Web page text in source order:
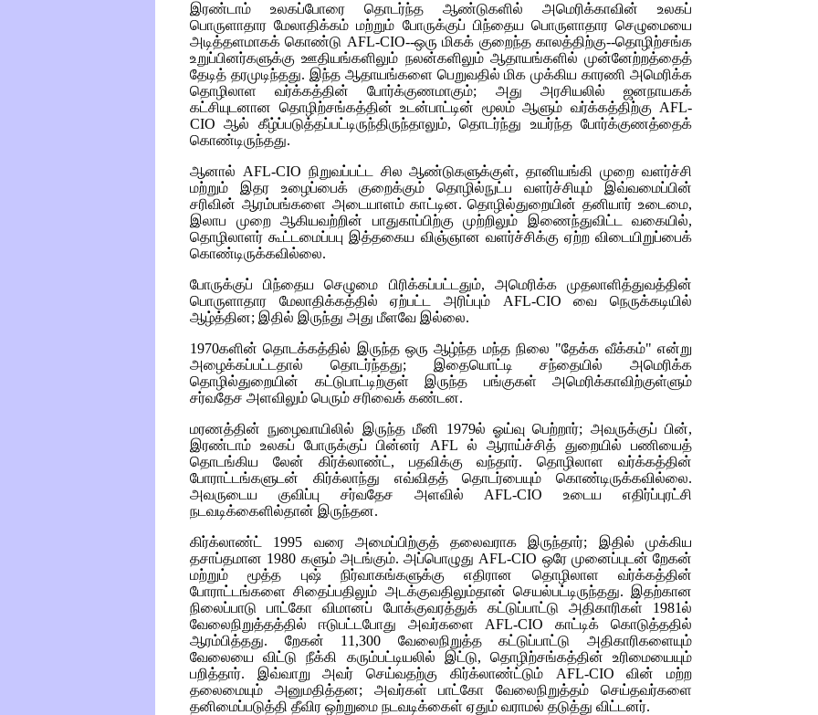
இரண்டாம் உலகப்போரை தொடர்ந்த ஆண்டுகளில் அமெரிக்காவின் உலகப்
பொருளாதார மேலாதிக்கம் மற்றும் போருக்குப் பிந்தைய பொருளாதார செழுமையை
அடித்தளமாகக் கொண்டு AFL-CIO--ஒரு மிகக் குறைந்த காலத்திற்கு--தொழிற்சங்க
உறுப்பினர்களுக்கு ஊதியங்களிலும் நலன்களிலும் ஆதாயங்களில் முன்னேற்றத்தைத்
தேடித் தரமுடிந்தது. இந்த ஆதாயங்களை பெறுவதில் மிக முக்கிய காரணி அமெரிக்க
தொழிலாள வர்க்கத்தின் போர்க்குணமாகும்; அது அரசியலில் ஜனநாயகக்
கட்சியுடனான தொழிற்சங்கத்தின் உடன்பாட்டின் மூலம் ஆளும் வர்க்கத்திற்கு AFL-
CIOஆல் கீழ்ப்படுத்தப்பட்டிருந்திருந்தாலும், தொடர்ந்து உயர்ந்த போர்க்குணத்தைக்
கொண்டிருந்தது.
ஆனால் AFL-CIO நிறுவப்பட்ட சில ஆண்டுகளுக்குள், தானியங்கி முறை வளர்ச்சி
மற்றும் இதர உழைப்பைக் குறைக்கும் தொழில்நுட்ப வளர்ச்சியும் இவ்வமைப்பின்
சரிவின் ஆரம்பங்களை அடையாளம் காட்டின. தொழில்துறையின் தனியார் உடைமை,
இலாப முறை ஆகியவற்றின் பாதுகாப்பிற்கு முற்றிலும் இணைந்துவிட்ட வகையில்,
தொழிலாளர் கூட்டமைப்பபு இத்தகைய விஞ்ஞான வளர்ச்சிக்கு ஏற்ற விடையிறுப்பைக்
கொண்டிருக்கவில்லை.
போருக்குப் பிந்தைய செழுமை பிரிக்கப்பட்டதும், அமெரிக்க முதலாளித்துவத்தின்
பொருளாதார மேலாதிக்கத்தில் ஏற்பட்ட அரிப்பும் AFL-CIO வை நெருக்கடியில்
ஆழ்த்தின; இதில் இருந்து அது மீளவே இல்லை.
1970களின் தொடக்கத்தில் இருந்த ஒரு ஆழ்ந்த மந்த நிலை "தேக்க வீக்கம்" என்று
அழைக்கப்பட்டதால் தொடர்ந்தது; இதையொட்டி சந்தையில் அமெரிக்க
தொழில்துறையின் கட்டுபாட்டிற்குள் இருந்த பங்குகள் அமெரிக்காவிற்குள்ளும்
சர்வதேச அளவிலும் பெரும் சரிவைக் கண்டன.
மரணத்தின் நுழைவாயிலில் இருந்த மீனி 1979ல் ஓய்வு பெற்றார்; அவருக்குப் பின்,
இரண்டாம் உலகப் போருக்குப் பின்னர் AFL ல் ஆராய்ச்சித் துறையில் பணியைத்
தொடங்கிய லேன் கிர்க்லாண்ட், பதவிக்கு வந்தார். தொழிலாள வர்க்கத்தின்
போராட்டங்களுடன் கிர்க்லாந்து எவ்விதத் தொடர்பையும் கொண்டிருக்கவில்லை.
அவருடைய குவிப்பு சர்வதேச அளவில் AFL-CIO உடைய எதிர்ப்புரட்சி
நடவடிக்கைளில்தான் இருந்தன.
கிர்க்லாண்ட் 1995 வரை அமைப்பிற்குத் தலைவராக இருந்தார்; இதில் முக்கிய
தசாப்தமான 1980 களும் அடங்கும். அப்பொழுது AFL-CIO ஒரே முனைப்புடன் றேகன்
மற்றும் மூத்த புஷ் நிர்வாகங்களுக்கு எதிரான தொழிலாள வர்க்கத்தின்
போராட்டங்களை சிதைப்பதிலும் அடக்குவதிலும்தான் செயல்பட்டிருந்தது. இதற்கான
நிலைப்பாடு பாட்கோ விமானப் போக்குவரத்துக் கட்டுப்பாட்டு அதிகாரிகள் 1981ல்
வேலைநிறுத்தத்தில் ஈடுபட்டபோது அவர்களை AFL-CIO காட்டிக் கொடுத்ததில்
ஆரம்பித்தது. றேகன் 11,300 வேலைநிறுத்த கட்டுப்பாட்டு அதிகாரிகளையும்
வேலையை விட்டு நீக்கி கரும்பட்டியலில் இட்டு, தொழிற்சங்கத்தின் உரிமையையும்
பறித்தார். இவ்வாறு அவர் செய்வதற்கு கிர்க்லாண்ட்டும் AFL-CIO வின் மற்ற
தலைமையும் அனுமதித்தன; அவர்கள் பாட்கோ வேலைநிறுத்தம் செய்தவர்களை
தனிமைப்படுத்தி தீவிர ஒற்றுமை நடவடிக்கைள் ஏதும் வராமல் தடுத்து விட்டனர்.